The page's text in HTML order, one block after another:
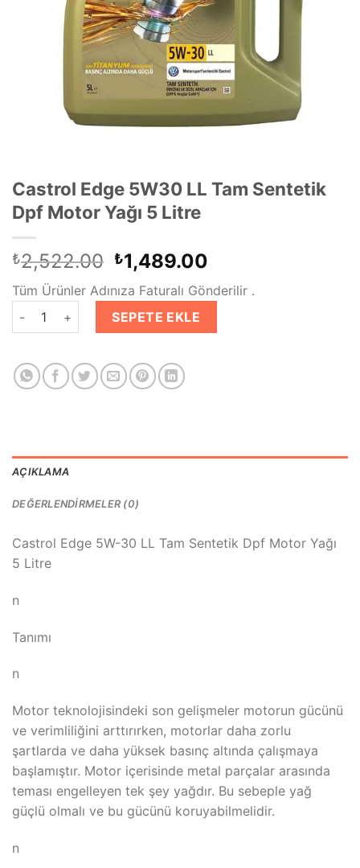
Castrol Edge 5W30 LL Tam Sentetik
Dpf Motor Yağı 5 Litre
₺2,522.00 Orijinal
fiyat:
₺2,522.00.
₺1,489.00
andaki
fiyat:
Tüm Ürünler Adınıza Faturalı Gönderilir .
Castrol Edge 5W30 LL Tam Sentetik Dpf Motor Yağı 5 Litre
SEPETE EKLE
AÇIKLAMA
DEĞERLENDIRMELER (0)
Castrol Edge 5W-30 LL Tam Sentetik Dpf Motor Yağı
5 Litre
n
Tanımı
n
Motor teknolojisindeki son gelişmeler motorun gücünü
ve verimliliğini arttırırken, motorlar daha zorlu
şartlarda ve daha yüksek basınç altında çalışmaya
başlamıştır. Motor içerisinde metal parçalar arasında
teması engelleyen tek şey yağdır. Bu sebeple yağ
güçlü olmalı ve bu gücünü koruyabilmelidir.
n